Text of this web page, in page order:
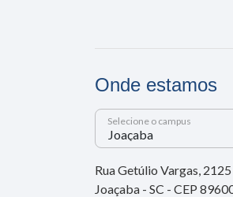
Onde estamos
Selecione o campus
Rua Getúlio Vargas,
Joaçaba - SC - CEP